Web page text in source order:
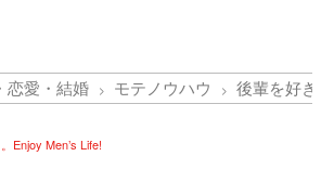
恋愛・結婚 モテノウハウ 後輩を好き
Enjoy Men’s Life!